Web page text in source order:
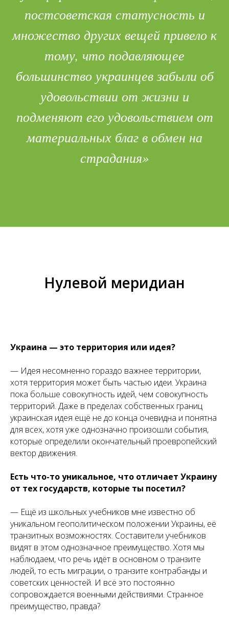
постсоветская статусность и
множество других вещей привело к
тому, что подавляющее
большинство украинцев забыли об
удовольствии от жизни и
подменяют его удовольствием от
материальных благ в обмен на
страдания»
Нулевой меридиан
Украина — это территория или идея?
— Идея несомненно гораздо важнее территории,
хотя территория может быть частью идеи. Украина
пока больше совокупность идей, чем совокупность
территорий. Даже в пределах собственных границ
украинская идея ещё не до конца очевидна и понятна
для всех, хотя уже однозначно произошли события,
которые определили окончательный проевропейский
вектор движения.
Есть что-то уникальное, что отличает Украину
от тех государств, которые ты посетил?
— Ещё из школьных учебников мне известно об
уникальном геополитическом положении Украины, её
транзитных возможностях. Составители учебников
видят в этом однозначное преимущество. Хотя мы
наблюдаем, что речь идёт в основном о транзите
людей, то есть миграции, о транзите контрабанды и
советских ценностей. И всё это постоянно
сопровождается военными действиями. Странное
преимущество, правда?